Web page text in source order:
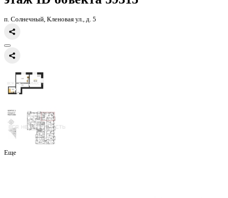
41.52кв.м
1-комнатная квартира, 41.52
этаж
п. Солнечный, Кленовая ул., д. 5